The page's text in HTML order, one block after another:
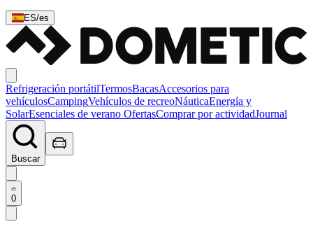
ES/es
Refrigeración portátilTermosBacasAccesorios para
vehículosCampingVehículos de recreoNáuticaEnergía y
SolarEsenciales de verano OfertasComprar por actividadJournal
Buscar
0